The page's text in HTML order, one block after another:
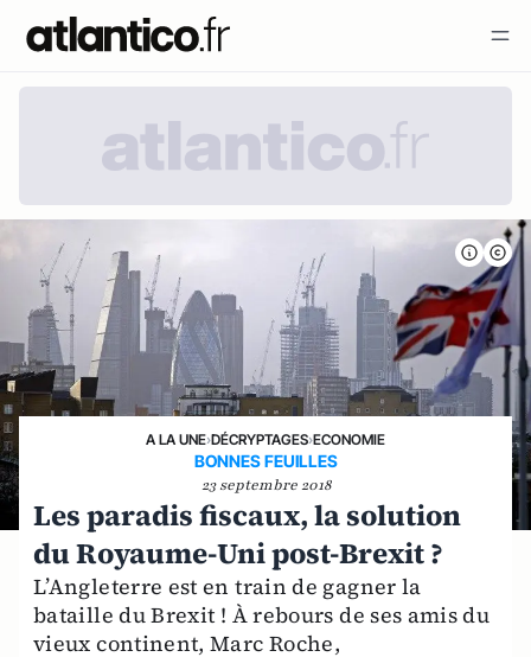
A LA UNE›DÉCRYPTAGES›ECONOMIE
BONNES FEUILLES
23 septembre 2018
Les paradis fiscaux, la solution
du Royaume-Uni post-Brexit ?
L’Angleterre est en train de gagner la
bataille du Brexit ! À rebours de ses amis du
vieux continent, Marc Roche,